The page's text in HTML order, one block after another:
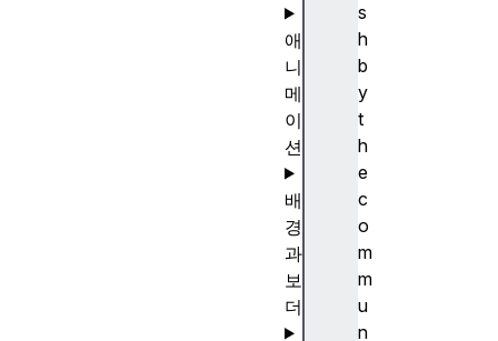
s
h
b
y
t
h
e
c
o
m
m
u
n
애
니
메
이
션
배
경
과
보
더